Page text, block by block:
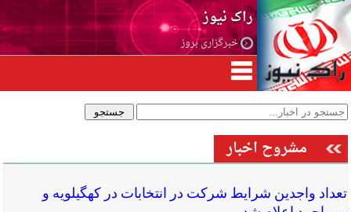
راک نیوز
خبرگزاری بروز
مشروح اخبار
تعداد واجدین شرایط شرکت در انتخابات در کهگیلویه و